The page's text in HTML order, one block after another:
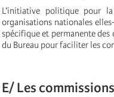
L’initiative politique pour
organisations nationales
spécifique et permanente des
du Bureau pour faciliter les
E/ Les